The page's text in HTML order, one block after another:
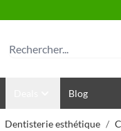
Rechercher
Blog
Dentisterie esthétique /